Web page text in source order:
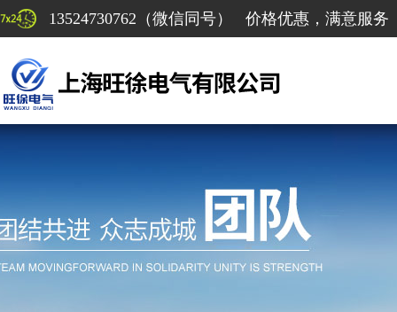
13524730762（微信同号） 价格优惠，满意服务